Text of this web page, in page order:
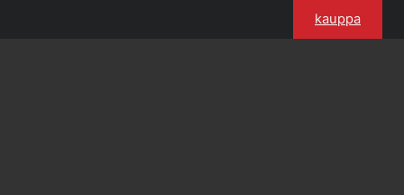
kauppa